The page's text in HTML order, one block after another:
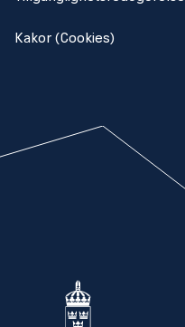
Kakor (Cookies)